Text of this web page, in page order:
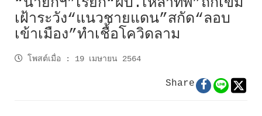
a
v
t
เฝ้าระวัง“แนวชายแดน”สกัด“ลอบ
เข้าเมือง”ทำเชื้อโควิดลาม
โพสต์เมื่อ : 19 เมษายน 2564
Share